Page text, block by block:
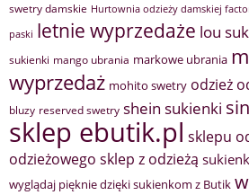
swetry damskie Hurtownia odzieży damskiej
paski letnie wyprzedaże lou
sukienki mango ubrania markowe ubrania
wyprzedaż mohito swetry odzież
bluzy reserved swetry shein sukienki
sklep ebutik.pl sklepu
odzieżowego sklep z odzieżą
wyglądaj pięknie dzięki sukienkom z Butik